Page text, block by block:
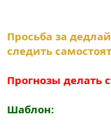
Просьба за
следить
Прогнозы делать
Шаблон: